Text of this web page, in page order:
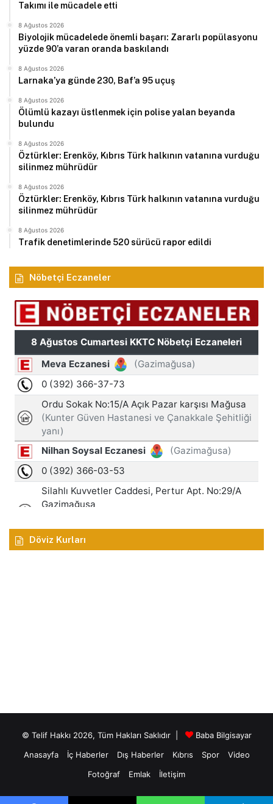
Takımı ile mücadele etti
8 Ağustos 2026
Biyolojik mücadelede önemli başarı: Zararlı popülasyonu
yüzde 90’a varan oranda baskılandı
8 Ağustos 2026
Larnaka’ya günde 230, Baf’a 95 uçuş
8 Ağustos 2026
Ölümlü kazayı üstlenmek için polise yalan beyanda
bulundu
8 Ağustos 2026
Öztürkler: Erenköy, Kıbrıs Türk halkının vatanına vurduğu
silinmez mührüdür
8 Ağustos 2026
Öztürkler: Erenköy, Kıbrıs Türk halkının vatanına vurduğu
silinmez mührüdür
8 Ağustos 2026
Trafik denetimlerinde 520 sürücü rapor edildi
Nöbetçi Eczaneler
Döviz Kurları
© Telif Hakkı 2026, Tüm Hakları Saklıdır |
Baba Bilgisayar
Anasayfa
İç Haberler Dış Haberler Kıbrıs Spor
Video
Fotoğraf
Emlak İletişim